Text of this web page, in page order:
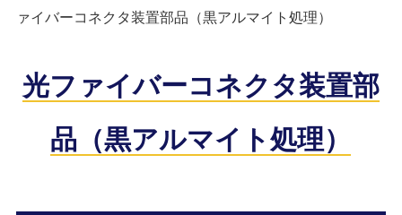
ァイバーコネクタ装置部品（黒アルマイト処理）
光ファイバーコネクタ装置部
品（黒アルマイト処理）